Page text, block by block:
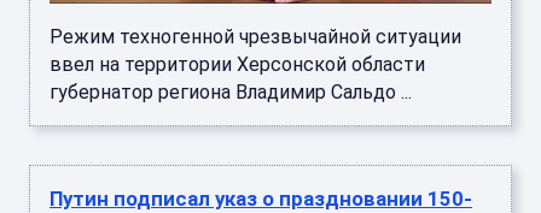
Режим техногенной чрезвычайной ситуации
ввел на территории Херсонской области
губернатор региона Владимир Сальдо ...
Путин подписал указ о праздновании 150-